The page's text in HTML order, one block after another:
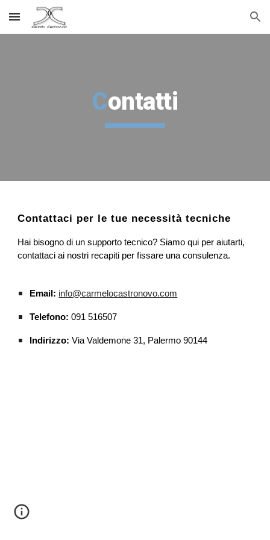
Skip to main content Skip to navigation
Contatti
Contattaci per le tue necessità tecniche
Hai bisogno di un supporto tecnico? Siamo qui per aiutarti,
contattaci ai nostri recapiti per fissare una consulenza.
Email: info@carmelocastronovo.com
Telefono: 091 516507
Indirizzo: Via Valdemone 31, Palermo 90144